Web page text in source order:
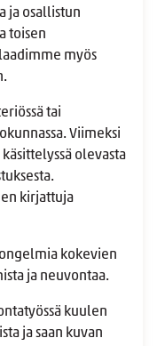
ja osallistun
toisen
myös
tai
Viimeksi
olevasta
kirjattuja
kokevien
ja neuvontaa.
kuulen
ja saan kuvan